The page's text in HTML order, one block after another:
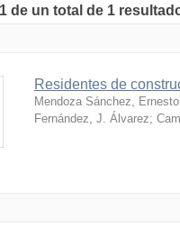
de un total de 1
Residentes de
Mendoza Sánchez, Ernesto
Fernández, J. Álvarez;